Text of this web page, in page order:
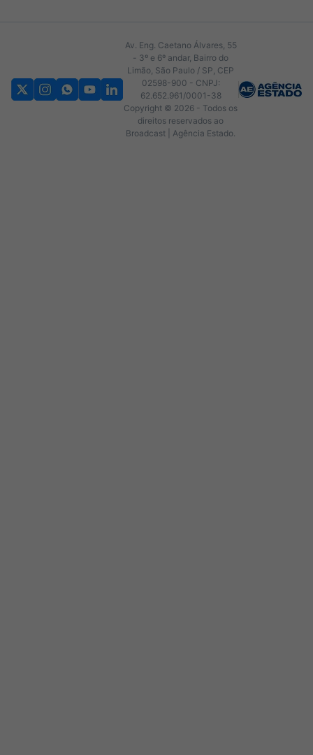
Av. Eng. Caetano Álvares, 55
- 3º e 6º andar, Bairro do
Limão, São Paulo / SP, CEP
02598-900 - CNPJ:
62.652.961/0001-38
Copyright © 2026 - Todos os
direitos reservados ao
Broadcast | Agência Estado.